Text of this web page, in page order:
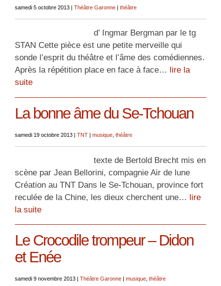
samedi 5 octobre 2013 Théâtre Garonne théâtre
d’ Ingmar Bergman par le tg
STAN Cette pièce est une petite merveille qui
sonde l’esprit du théâtre et l’âme des comédiennes.
Après la répétition place en face à face… lire la
suite
La bonne âme du Se-Tchouan
samedi 19 octobre 2013 | TNT | musique théâtre
texte de Bertold Brecht mis en
scène par Jean Bellorini, compagnie Air de lune
Création au TNT Dans le Se-Tchouan, province fort
reculée de la Chine, les dieux cherchent une… lire
la suite
Le Crocodile trompeur – Didon
et Enée
samedi 9 novembre 2013 | Théâtre Garonne | musique théâtre